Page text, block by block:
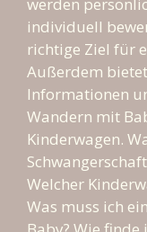
individuell
richtige Ziel für
Außerdem
Informationen
Wandern mit
Kinderwagen.
Welcher
Was muss ich